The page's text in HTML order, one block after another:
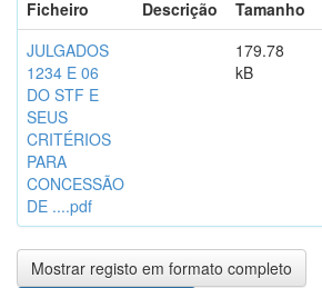
Ficheiro
Descrição Tamanho
JULGADOS
1234 E 06
DO STF E
SEUS
CRITÉRIOS
PARA
CONCESSÃO
DE ....pdf
179.78
kB
Mostrar registo em formato completo